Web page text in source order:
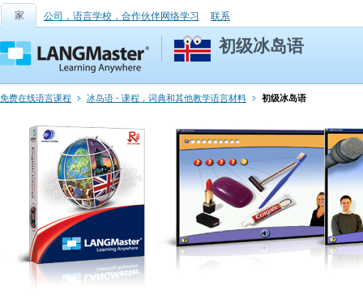
家 公司，语言学校，合作伙伴网络学习 联系
初级冰岛语
免费在线语言课程 冰岛语 - 课程，词典和其他教学语言材料 初级冰岛语